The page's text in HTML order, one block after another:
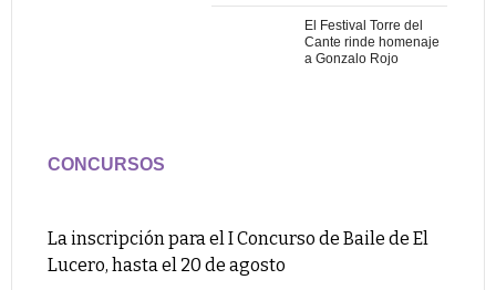
El Festival Torre del
Cante rinde homenaje
a Gonzalo Rojo
CONCURSOS
La inscripción para el I Concurso de Baile de El
Lucero, hasta el 20 de agosto